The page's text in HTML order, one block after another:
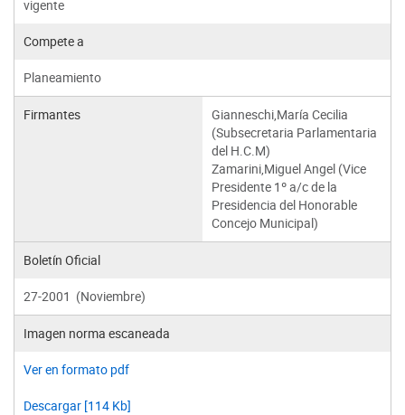
vigente
Compete a
Planeamiento
Firmantes
Gianneschi,María Cecilia
(Subsecretaria Parlamentaria
del H.C.M)
Zamarini,Miguel Angel (Vice
Presidente 1º a/c de la
Presidencia del Honorable
Concejo Municipal)
Boletín Oficial
27-2001 (Noviembre)
Imagen norma escaneada
Ver en formato pdf
Descargar [114 Kb]